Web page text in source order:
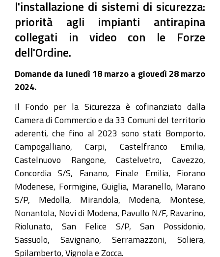
l'installazione di sistemi di sicurezza:
priorità agli impianti antirapina
collegati in video con le Forze
dell'Ordine.
Domande da lunedì 18 marzo a giovedì 28 marzo
2024.
Il Fondo per la Sicurezza è cofinanziato dalla
Camera di Commercio e da 33 Comuni del territorio
aderenti, che fino al 2023 sono stati: Bomporto,
Campogalliano, Carpi, Castelfranco Emilia,
Castelnuovo Rangone, Castelvetro, Cavezzo,
Concordia S/S, Fanano, Finale Emilia, Fiorano
Modenese, Formigine, Guiglia, Maranello, Marano
S/P, Medolla, Mirandola, Modena, Montese,
Nonantola, Novi di Modena, Pavullo N/F, Ravarino,
Riolunato, San Felice S/P, San Possidonio,
Sassuolo, Savignano, Serramazzoni, Soliera,
Spilamberto, Vignola e Zocca.